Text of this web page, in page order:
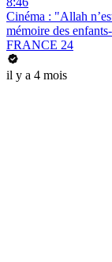
Cinéma : "Allah
mémoire des
FRANCE 24
il y a 4 mois